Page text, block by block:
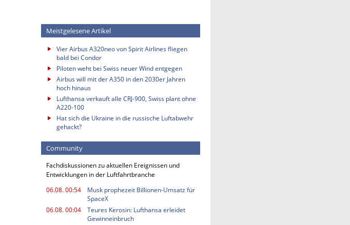
Meistgelesene Artikel
Vier Airbus A320neo von Spirit Airlines fliegen
bald bei Condor
Piloten weht bei Swiss neuer Wind entgegen
Airbus will mit der A350 in den 2030er Jahren
hoch hinaus
Lufthansa verkauft alle CRJ-900, Swiss plant ohne
A220-100
Hat sich die Ukraine in die russische Luftabwehr
gehackt?
Community
Fachdiskussionen zu aktuellen Ereignissen und
Entwicklungen in der Luftfahrtbranche
06.08. 00:54
Musk prophezeit Billionen-Umsatz für
SpaceX
06.08. 00:04
Teures Kerosin: Lufthansa erleidet
Gewinneinbruch